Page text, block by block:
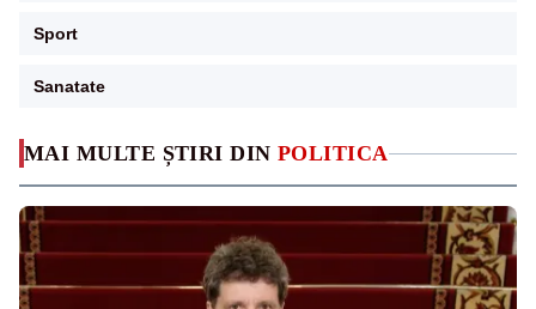
MAI MULTE ȘTIRI DIN POLITICA
Sport
Sanatate